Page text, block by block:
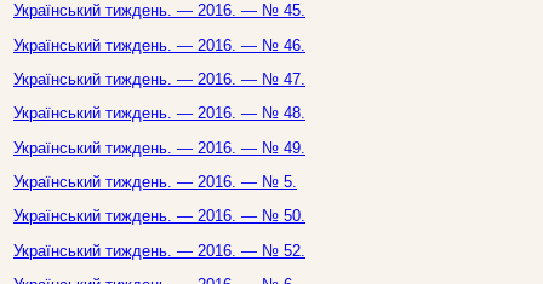
Український тиждень. — 2016. — № 45.
Український тиждень. — 2016. — № 46.
Український тиждень. — 2016. — № 47.
Український тиждень. — 2016. — № 48.
Український тиждень. — 2016. — № 49.
Український тиждень. — 2016. — № 5.
Український тиждень. — 2016. — № 50.
Український тиждень. — 2016. — № 52.